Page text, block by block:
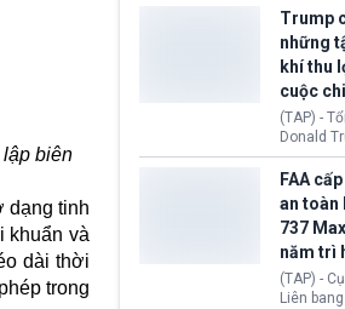
lập biên
dạng tinh
khuẩn và
dài thời
trong
năm.
nước
tờ giả có
chối
cấm vào
5 năm.
bạc
hành
Công an
(Việt
Trump
những
khí thu
cuộc
(TAP) -
Donald
tập đoàn
đã thu
lớn nhờ
mạnh
Kỳ xảy ra
Iran.
đạo Nhà
FAA
an toàn
737
năm trì
(TAP) -
Liên